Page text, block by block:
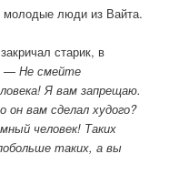
люди из Вайта.
старик, в
—Не смейте
Я вам запрещаю.
вам сделал худого?
человек! Таких
таких, а вы